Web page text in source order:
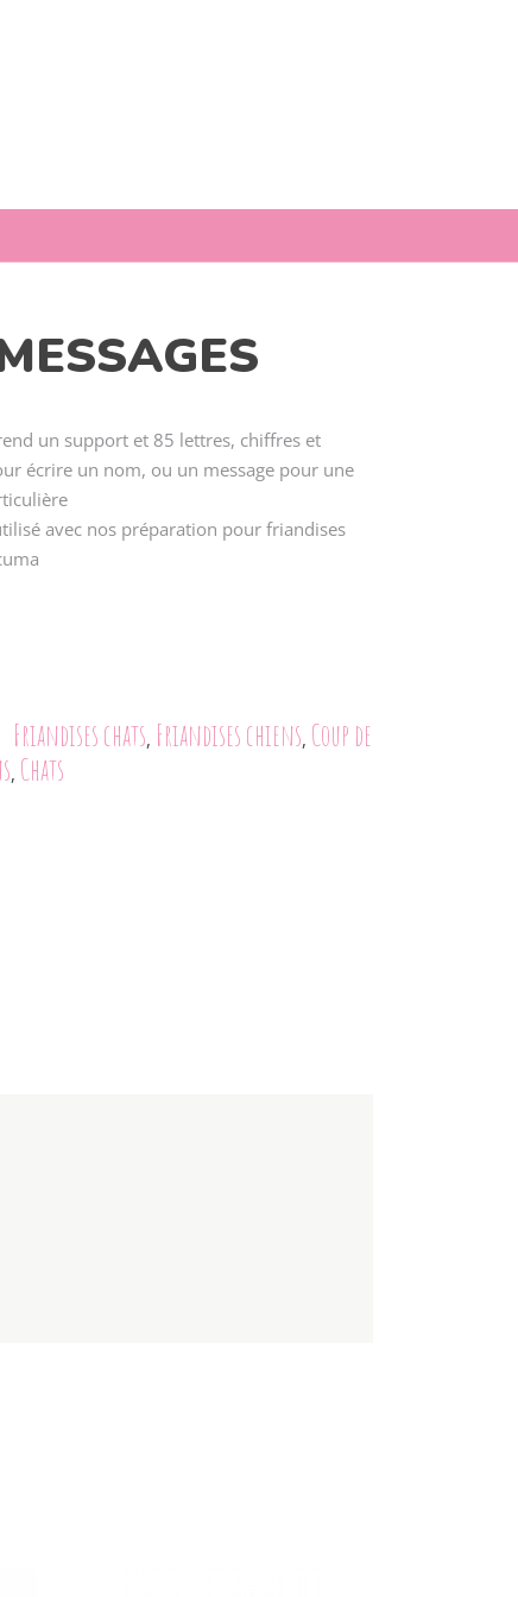
un support et 85 lettres, chiffres et
écrire un nom, ou un message pour une
avec nos préparation pour friandises
Friandises chats, Friandises chiens, Coup de
, Chats